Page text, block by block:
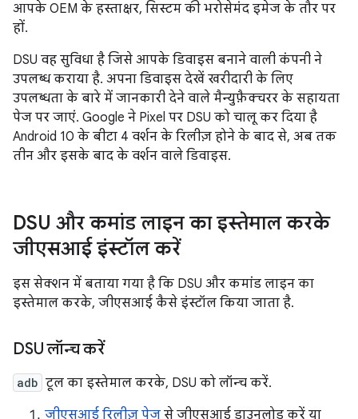
आपके OEM के हस्ताक्षर, सिस्टम की भरोसेमंद इमेज के तौर पर
हों.
DSU वह सुविधा है जिसे आपके डिवाइस बनाने वाली कंपनी ने
उपलब्ध कराया है. अपना डिवाइस देखें खरीदारी के लिए
उपलब्धता के बारे में जानकारी देने वाले मैन्युफ़ैक्चरर के सहायता
पेज पर जाएं. Google ने Pixel पर DSU को चालू कर दिया है
Android 10 के बीटा 4 वर्शन के रिलीज़ होने के बाद से, अब तक
तीन और इसके बाद के वर्शन वाले डिवाइस.
DSU और कमांड लाइन का इस्तेमाल करके
जीएसआई इंस्टॉल करें
इस सेक्शन में बताया गया है कि DSU और कमांड लाइन का
इस्तेमाल करके, जीएसआई कैसे इंस्टॉल किया जाता है.
DSU लॉन्च करें
adb टूल का इस्तेमाल करके, DSU को लॉन्च करें.
जीएसआई रिलीज़ पेज से जीएसआई डाउनलोड करें या